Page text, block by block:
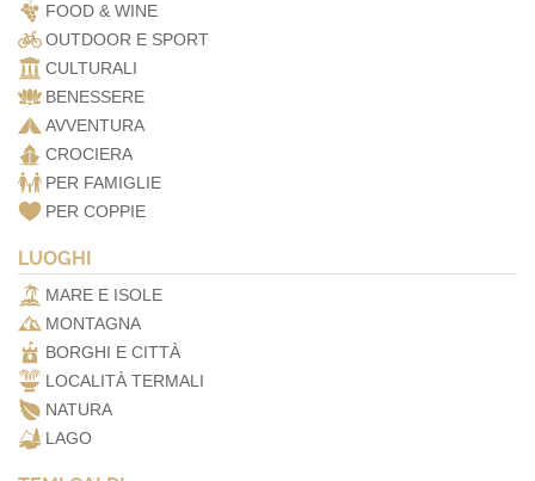
FOOD & WINE
OUTDOOR E SPORT
CULTURALI
BENESSERE
AVVENTURA
CROCIERA
PER FAMIGLIE
PER COPPIE
LUOGHI
MARE E ISOLE
MONTAGNA
BORGHI E CITTÀ
LOCALITÀ TERMALI
NATURA
LAGO